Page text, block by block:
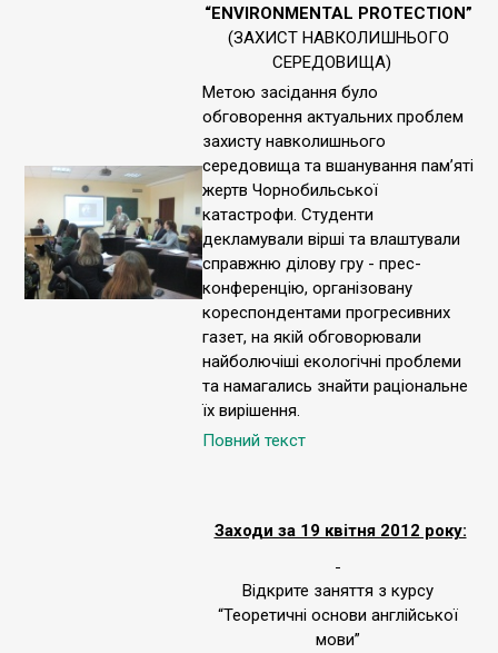
“ENVIRONMENTAL PROTECTION”
(ЗАХИСТ НАВКОЛИШНЬОГО
СЕРЕДОВИЩА)
Метою засідання було
обговорення актуальних проблем
захисту навколишнього
середовища та вшанування пам’яті
жертв Чорнобильської
катастрофи. Студенти
декламували вірші та влаштували
справжню ділову гру - прес-
конференцію, організовану
кореспондентами прогресивних
газет, на якій обговорювали
найболючіші екологічні проблеми
та намагались знайти раціональне
їх вирішення.
Повний текст
Заходи за 19 квітня 2012 року:
Відкрите заняття з курсу
“Теоретичні основи англійської
мови”